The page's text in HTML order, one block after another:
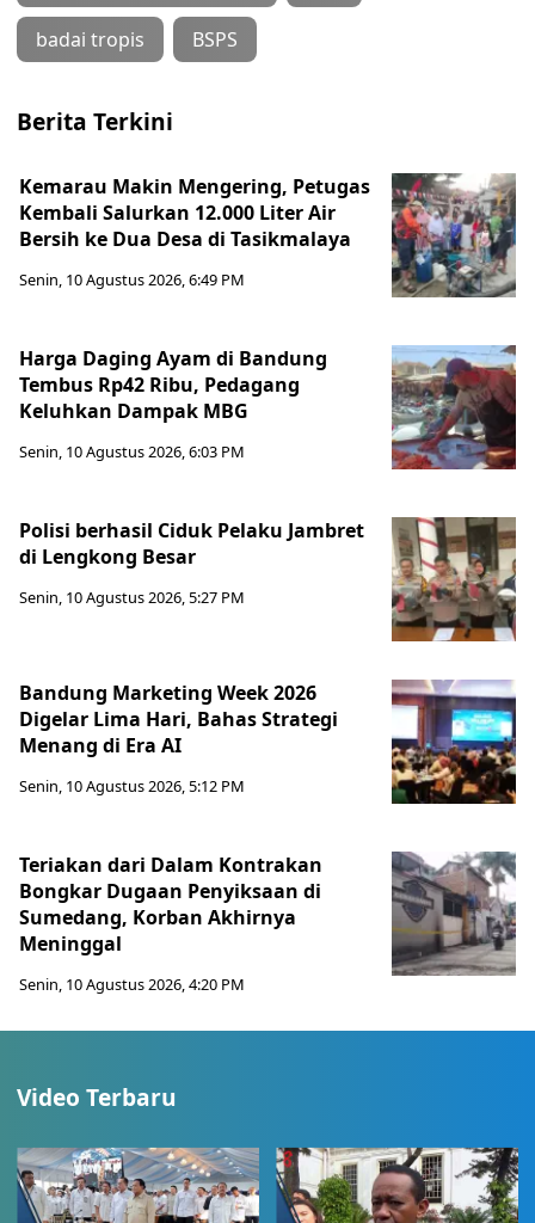
badai tropis BSPS
Berita Terkini
Kemarau Makin Mengering, Petugas
Kembali Salurkan 12.000 Liter Air
Bersih ke Dua Desa di Tasikmalaya
Senin, 10 Agustus 2026, 6:49 PM
Harga Daging Ayam di Bandung
Tembus Rp42 Ribu, Pedagang
Keluhkan Dampak MBG
Senin, 10 Agustus 2026, 6:03 PM
Polisi berhasil Ciduk Pelaku Jambret
di Lengkong Besar
Senin, 10 Agustus 2026, 5:27 PM
Bandung Marketing Week 2026
Digelar Lima Hari, Bahas Strategi
Menang di Era AI
Senin, 10 Agustus 2026, 5:12 PM
Teriakan dari Dalam Kontrakan
Bongkar Dugaan Penyiksaan di
Sumedang, Korban Akhirnya
Meninggal
Senin, 10 Agustus 2026, 4:20 PM
Video Terbaru